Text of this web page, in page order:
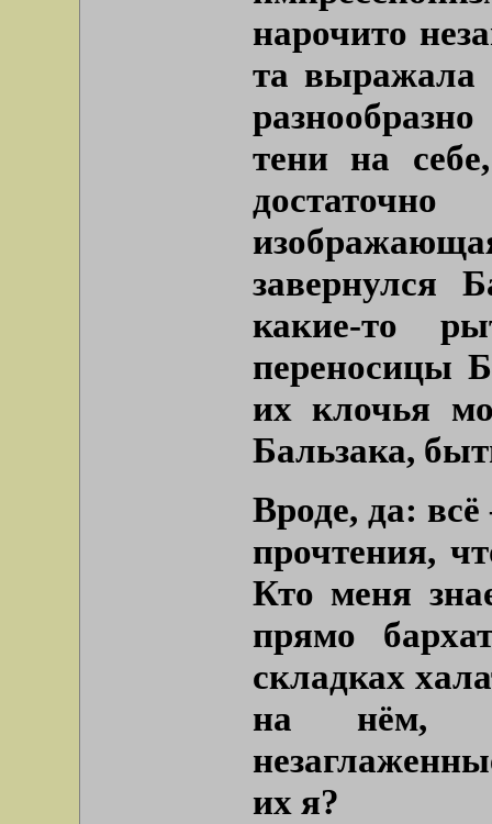
нарочито
та выражала
тени на
завернулся
какие-то
переносицы
их клочья
Бальзака,
Вроде, да:
прочтения,
Кто меня
прямо
складках
на нём,
их я?